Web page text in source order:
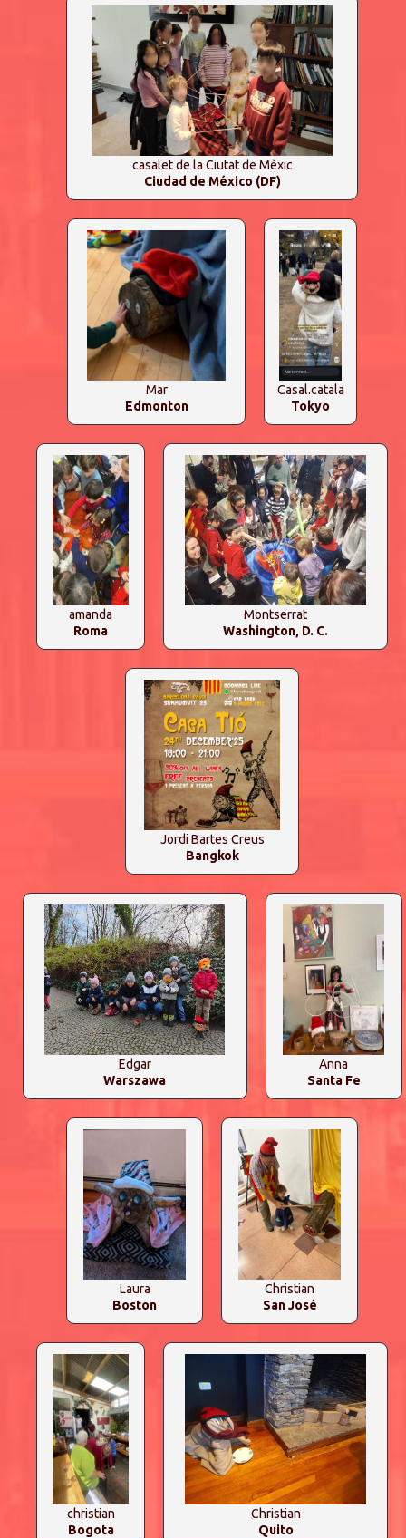
casalet de la Ciutat de Mèxic
Ciudad de México (DF)
Mar
Edmonton
Casal.catala
Tokyo
amanda
Roma
Montserrat
Washington, D. C.
Jordi Bartes Creus
Bangkok
Edgar
Warszawa
Anna
Santa Fe
Laura
Boston
Christian
San José
christian
Bogota
Christian
Quito